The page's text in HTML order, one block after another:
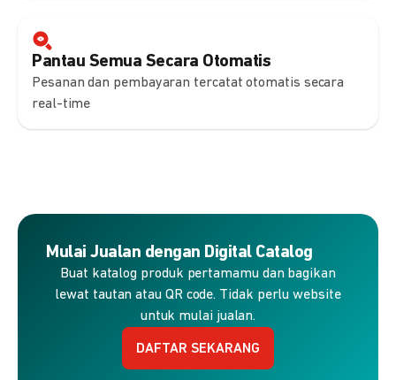
Pantau Semua Secara Otomatis
Pesanan dan pembayaran tercatat otomatis secara
real-time
Mulai Jualan dengan Digital Catalog
Buat katalog produk pertamamu dan bagikan
lewat tautan atau QR code. Tidak perlu website
untuk mulai jualan.
DAFTAR SEKARANG